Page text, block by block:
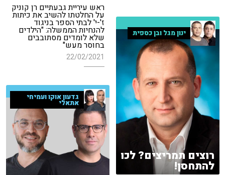
ראש עיריית גבעתיים רן קוניק
על החלטתו להשיב את כיתות
ז'-י' לבתי הספר בניגוד
להנחיות הממשלה: "הילדים
שלא לומדים מסתובבים
בחוסר מעש"
22/02/2021
ינון מגל ובן כספית
רוצים תמריצים? לכו
להתחסן!
גדעון אוקו ועמיחי
אתאלי